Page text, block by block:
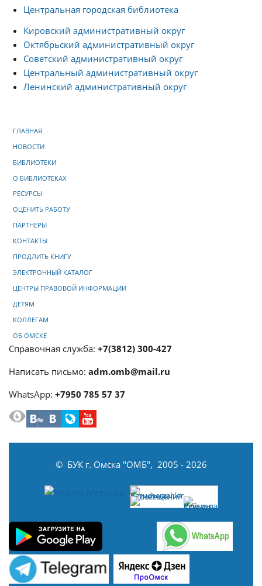
Центральная городская библиотека
Кировский административный округ
Октябрьский административный округ
Советский административный округ
Центральный административный округ
Ленинский административный округ
ГЛАВНАЯ
НОВОСТИ
БИБЛИОТЕКИ
О БИБЛИОТЕКАХ
РЕСУРСЫ
ОЦЕНИТЬ РАБОТУ
ПАРТНЕРЫ
КОНТАКТЫ
ПРОДЛИТЬ КНИГУ
ЭЛЕКТРОННЫЙ КАТАЛОГ
ЦЕНТРЫ ПРАВОВОЙ ИНФОРМАЦИИ
ДЕТЯМ
КОЛЛЕГАМ
ОБ ОМСКЕ
Справочная служба: +7(3812) 300-427
Написать письмо: adm.omb@mail.ru
WhatsApp: +7950 785 57 37
© БУК г. Омска "ОМБ", 2005 - 2026